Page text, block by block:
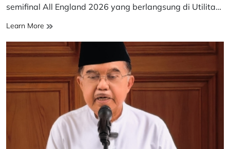
semifinal All England 2026 yang berlangsung di Utilita…
Learn More Duh,
Empat
Wakil
Tersingkir
di
Harapan
Semifinal
Pupus